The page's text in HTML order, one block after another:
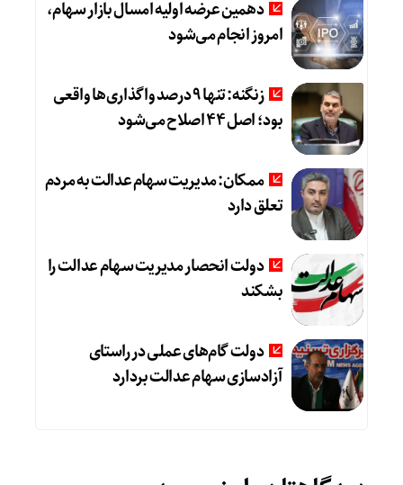
دهمین عرضه اولیه امسال بازار سهام،
امروز انجام می‌شود
زنگنه: تنها 9 درصد واگذاری‌ها واقعی
بود؛ اصل 44 اصلاح می‌شود
ممکان: مدیریت سهام عدالت به مردم
تعلق دارد
دولت انحصار مدیریت سهام عدالت را
بشکند
دولت گام‌های عملی در راستای
آزادسازی سهام عدالت بردارد